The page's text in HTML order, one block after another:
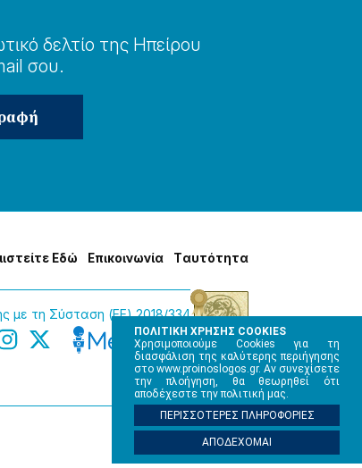
ΠΟΛΙΤΙΚΗ ΧΡΗΣΗΣ COOKIES
Χρησιμοποιούμε Cookies για τη
διασφάλιση της καλύτερης περιήγησης
στο www.proinoslogos.gr. Αν συνεχίσετε
την πλοήγηση, θα θεωρηθεί ότι
αποδέχεστε την πολιτική μας.
ΠΕΡΙΣΣΟΤΕΡΕΣ ΠΛΗΡΟΦΟΡΙΕΣ
ΑΠΟΔΕΧΟΜΑΙ
δελτίο της Ηπείρου
σου.
Εδώ Επɩκοɩνωνία Tαυτότητα
με τη Σύσταση (ΕΕ) 2018/334